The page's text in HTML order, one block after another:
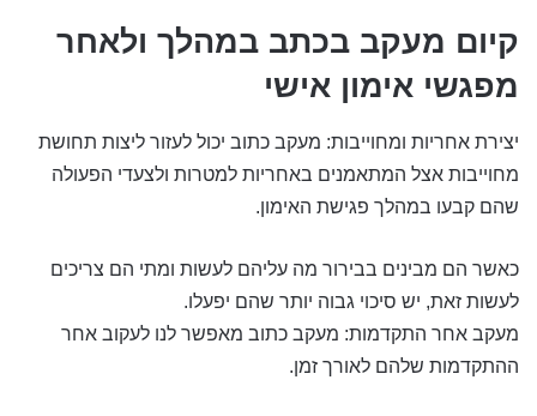
קיום מעקב בכתב במהלך ולאחר
מפגשי אימון אישי
יצירת אחריות ומחוייבות: מעקב כתוב יכול לעזור ליצות תחושת
מחוייבות אצל המתאמנים באחריות למטרות ולצעדי הפעולה
שהם קבעו במהלך פגישת האימון.
כאשר הם מבינים בבירור מה עליהם לעשות ומתי הם צריכים
לעשות זאת, יש סיכוי גבוה יותר שהם יפעלו.
מעקב אחר התקדמות: מעקב כתוב מאפשר לנו לעקוב אחר
ההתקדמות שלהם לאורך זמן.